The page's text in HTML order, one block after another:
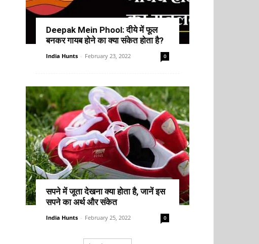
Deepak Mein Phool: दीये में फूल
बनकर गायब होने का क्या संकेत होता है?
India Hunts - February 23, 2022 0
सपने में जूता देखना क्या होता है, जानें इस
सपने का अर्थ और संकेत
India Hunts - February 25, 2022 0